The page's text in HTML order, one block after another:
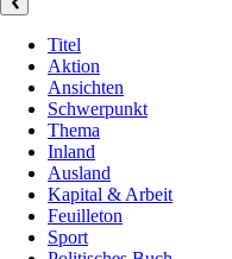
Titel
Aktion
Ansichten
Schwerpunkt
Thema
Inland
Ausland
Kapital & Arbeit
Feuilleton
Sport